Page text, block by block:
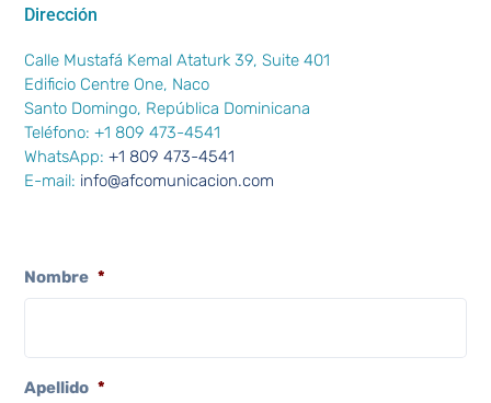
Dirección
Calle Mustafá Kemal Ataturk 39, Suite 401
Edificio Centre One, Naco
Santo Domingo, República Dominicana
Teléfono: +1 809 473-4541
WhatsApp:+1 809 473-4541
E-mail: info@afcomunicacion.com
Nombre *
Apellido *